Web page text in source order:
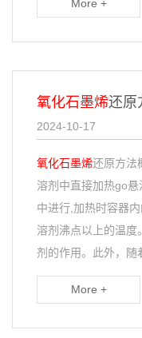
More +
氧化石墨烯还原
2024-10-17
氧化石墨烯还原方法
溶剂中直接加热go
中进行,加热时容器
溶剂沸点以上的温度
剂的作用。此外，随
More +